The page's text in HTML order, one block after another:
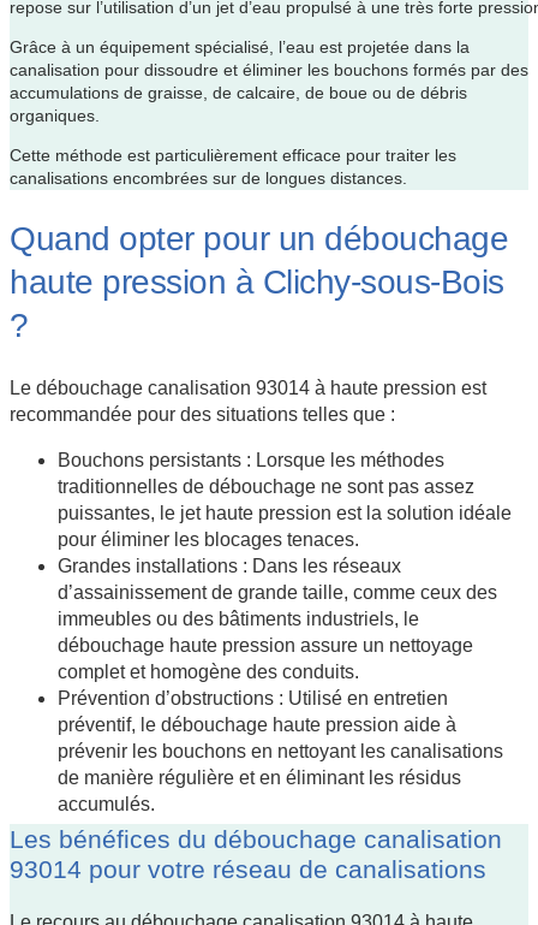
repose sur l’utilisation d’un jet d’eau propulsé à une très forte
Grâce à un équipement spécialisé, l’eau est projetée dans la
canalisation pour dissoudre et éliminer les bouchons formés par des
accumulations de graisse, de calcaire, de boue ou de débris
organiques.
Cette méthode est particulièrement efficace pour traiter les
canalisations encombrées sur de longues distances.
Quand opter pour un débouchage
haute pression à Clichy-sous-Bois
?
Le débouchage canalisation 93014 à haute pression est
recommandée pour des situations telles que :
Bouchons persistants : Lorsque les méthodes
traditionnelles de débouchage ne sont pas assez
puissantes, le jet haute pression est la solution idéale
pour éliminer les blocages tenaces.
Grandes installations : Dans les réseaux
d’assainissement de grande taille, comme ceux des
immeubles ou des bâtiments industriels, le
débouchage haute pression assure un nettoyage
complet et homogène des conduits.
Prévention d’obstructions : Utilisé en entretien
préventif, le débouchage haute pression aide à
prévenir les bouchons en nettoyant les canalisations
de manière régulière et en éliminant les résidus
accumulés.
Les bénéfices du débouchage canalisation
93014 pour votre réseau de canalisations